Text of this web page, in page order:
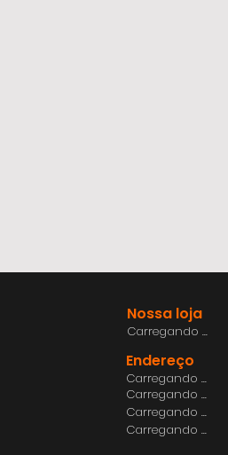
Nossa loja
Carregando ...
Endereço
Carregando ...
Carregando ...
Carregando ...
Carregando ...